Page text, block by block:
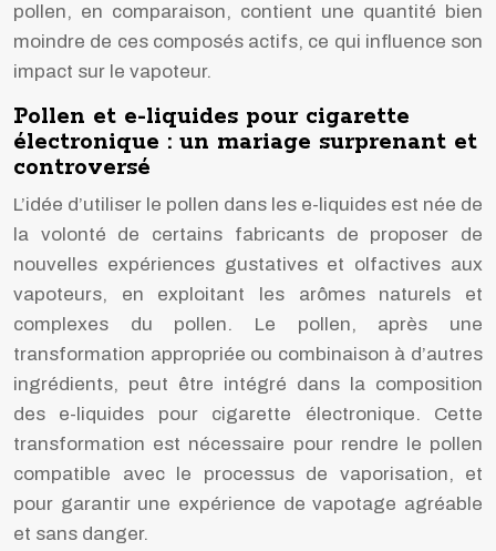
pollen, en comparaison, contient une quantité bien
moindre de ces composés actifs, ce qui influence son
impact sur le vapoteur.
Pollen et e-liquides pour cigarette
électronique : un mariage surprenant et
controversé
L’idée d’utiliser le pollen dans les e-liquides est née de
la volonté de certains fabricants de proposer de
nouvelles expériences gustatives et olfactives aux
vapoteurs, en exploitant les arômes naturels et
complexes du pollen. Le pollen, après une
transformation appropriée ou combinaison à d’autres
ingrédients, peut être intégré dans la composition
des e-liquides pour cigarette électronique. Cette
transformation est nécessaire pour rendre le pollen
compatible avec le processus de vaporisation, et
pour garantir une expérience de vapotage agréable
et sans danger.